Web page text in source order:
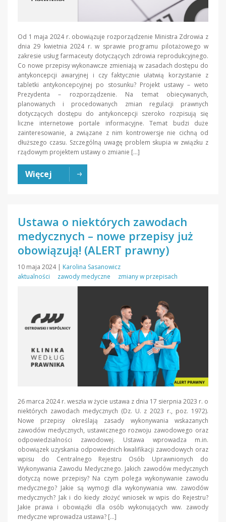
Od 1 maja 2024 r. obowiązuje rozporządzenie Ministra Zdrowia z
dnia 29 kwietnia 2024 r. w sprawie programu pilotażowego w
zakresie usług farmaceuty dotyczących zdrowia reprodukcyjnego.
Co nowe przepisy wykonawcze zmieniają w zasadach dostępu do
antykoncepcji awaryjnej i czy faktycznie ułatwią korzystanie z
tabletki antykoncepcyjnej po stosunku? Projekt ustawy – weto
Prezydenta – rozporządzenie. Na temat obiecywanych,
planowanych i procedowanych zmian regulacji prawnych
dotyczących dostępu do antykoncepcji szeroko rozpisują się
liczne internetowe portale informacyjne. Temat budzi duże
zainteresowanie, a związane z nim kontrowersje nie cichną od
dłuższego czasu. Szczególną uwagę problem skupia w związku z
rządowym projektem ustawy o zmianie […]
Więcej
Ustawa o niektórych zawodach
medycznych – nowe przepisy już
obowiązują! (ALERT prawny)
10 maja 2024 | Karolina Sasanowicz
aktualności
zawody medyczne zmiany w przepisach
26 marca 2024 r. weszła w życie ustawa z dnia 17 sierpnia 2023 r. o
niektórych zawodach medycznych (Dz. U. z 2023 r., poz. 1972).
Nowe przepisy określają zasady wykonywania wskazanych
zawodów medycznych, ustawicznego rozwoju zawodowego oraz
odpowiedzialności zawodowej. Ustawa wprowadza m.in.
obowiązek uzyskania odpowiednich kwalifikacji zawodowych oraz
wpisu do Centralnego Rejestru Osób Uprawnionych do
Wykonywania Zawodu Medycznego. Jakich zawodów medycznych
dotyczą nowe przepisy? Na czym polega wykonywanie zawodu
medycznego? Jakie są wymogi dla wykonywania ww. zawodów
medycznych? Jak i do kiedy złożyć wniosek w wpis do Rejestru?
Jakie prawa i obowiązki dla osób wykonujących ww. zawody
medyczne wprowadza ustawa? […]